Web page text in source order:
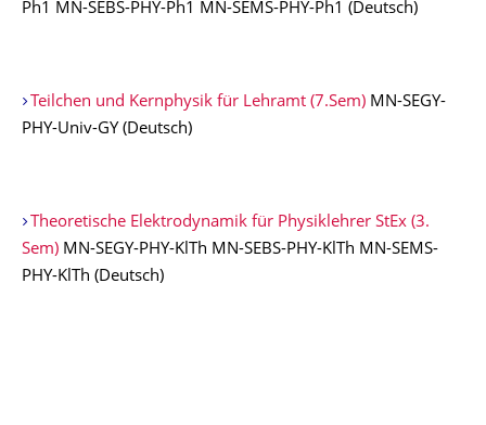
Ph1 MN-SEBS-PHY-Ph1 MN-SEMS-PHY-Ph1 (Deutsch)
Teilchen und Kernphysik für Lehramt (7.Sem) MN-SEGY-
PHY-Univ-GY (Deutsch)
Theoretische Elektrodynamik für Physiklehrer StEx (3.
Sem) MN-SEGY-PHY-KlTh MN-SEBS-PHY-KlTh MN-SEMS-
PHY-KlTh (Deutsch)